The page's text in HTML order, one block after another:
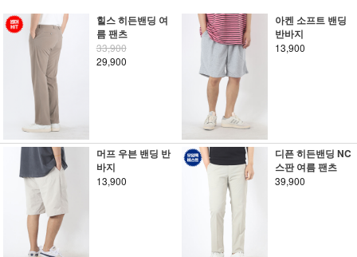
힐스 히든밴딩 여
름 팬츠
33,900
29,900
아켄 소프트 밴딩
반바지
13,900
머프 우븐 밴딩 반
바지
13,900
디픈 히든밴딩 NC
스판 여름 팬츠
39,900